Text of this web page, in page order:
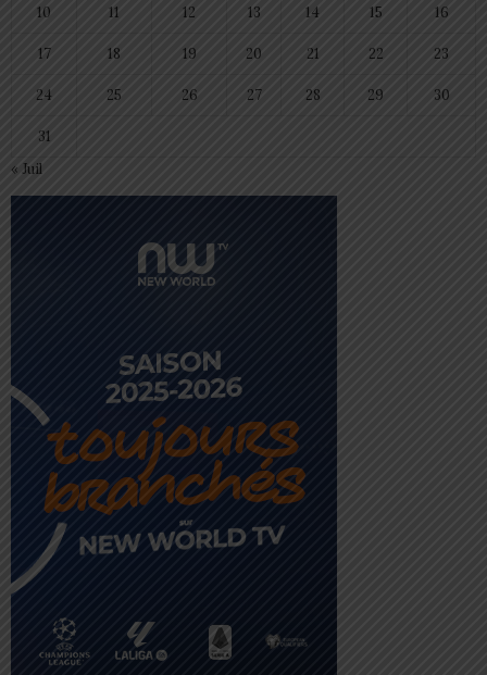
10 11 12 13 14 15 16
17 18 19 20 21 22 23
24 25 26 27 28 29 30
31
« Juil